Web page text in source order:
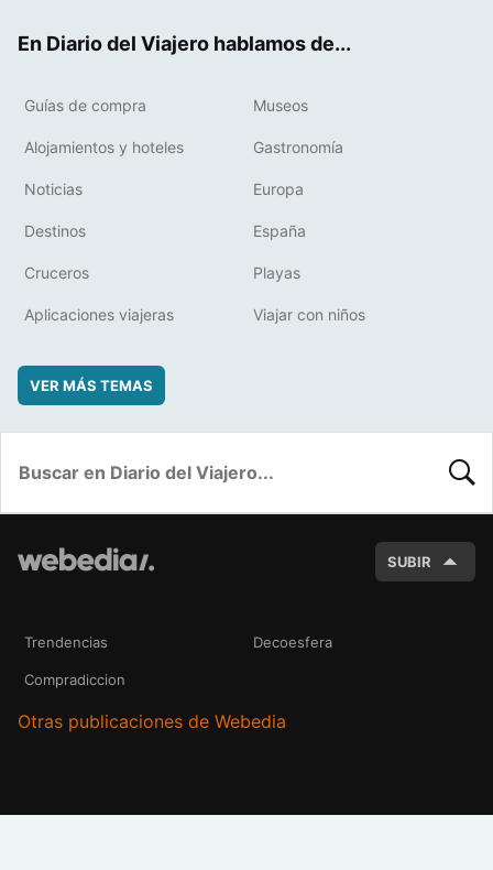
En Diario del Viajero hablamos de...
Guías de compra Museos
Alojamientos y hoteles Gastronomía
Noticias Europa
Destinos España
Cruceros Playas
Aplicaciones viajeras Viajar con niños
VER MÁS TEMAS
SUBIR
Trendencias Decoesfera
Compradiccion
Otras publicaciones de Webedia